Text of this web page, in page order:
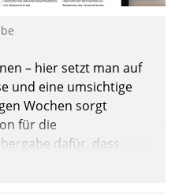
– hier setzt man auf
und eine umsichtige
Wochen sorgt
für die
dafür, dass
und, so es sein muss,